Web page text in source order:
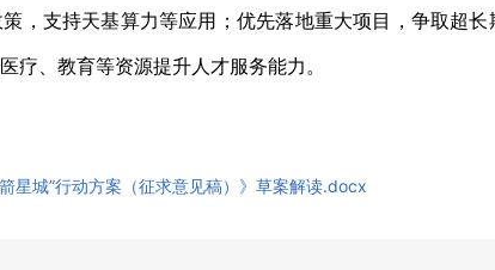
，支持天基算力等应用；优先落地重大项目，争取超
疗、教育等资源提升人才服务能力。
星城”行动方案（征求意见稿）》草案解读.docx